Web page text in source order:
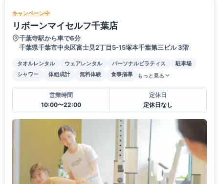
キャンペーン中
リボーンマイセルフ千葉店
千葉寺駅から車で6分
千葉県千葉市中央区富士見2丁目5-15塚本千葉第三ビル 3階
タオルレンタル ウェアレンタル パーソナルピラティス
駐車場
シャワー
体組成計 無料体験 食事指導 もっと見る
営業時間
10:00〜22:00
定休日
定休日なし